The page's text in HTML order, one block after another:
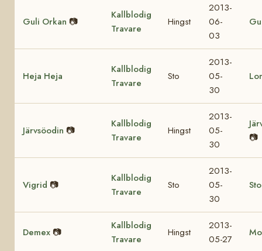
Guli Orkan 📷
Kallblodig
Travare
Hingst
2013-
06-
03
Heja Heja
Kallblodig
Travare
Sto
2013-
05-
30
Järvsöodin 📷
Kallblodig
Travare
Hingst
2013-
05-
30
📷
Vigrid 📷
Kallblodig
Travare
Sto
2013-
05-
30
Demex 📷
Kallblodig
Travare
Hingst
2013-
05-27